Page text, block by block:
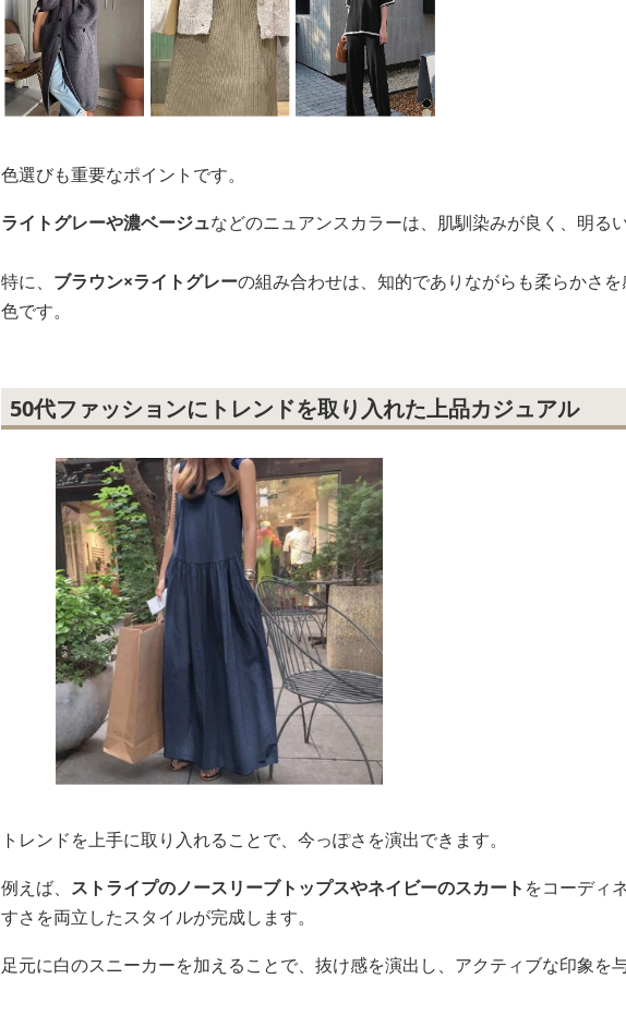
色選びも重要なポイントです。
ライトグレーや濃ベージュなどのニュアンスカラーは、肌馴染みが良く、明る
特に、 ブラウン×ライトグレーの組み合わせは、知的でありながらも柔らかさ
色です。
50代ファッションにトレンドを取り入れた上品カジュアル
トレンドを上手に取り入れることで、今っぽさを演出できます。
例えば、 ストライプのノースリーブトップスやネイビーのスカート をコーディ
すさを両立したスタイルが完成します。
足元に白のスニーカーを加えることで、抜け感を演出し、アクティブな印象を